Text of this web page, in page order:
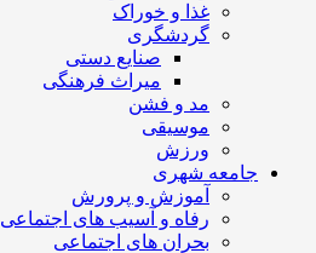
تهران
غذا و خوراک
گردشگری
صنایع دستی
میراث فرهنگی
مد و فشن
موسیقی
ورزش
جامعه شهری
آموزش و پرورش
رفاه و آسیب های اجتماعی
بحران های اجتماعی